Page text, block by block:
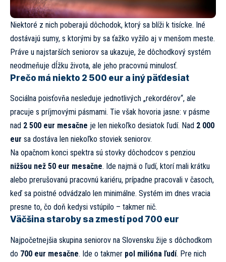
Niektoré z nich poberajú dôchodok, ktorý sa blíži k tisícke. Iné
dostávajú sumy, s ktorými by sa ťažko vyžilo aj v menšom meste.
Práve u najstarších seniorov sa ukazuje, že dôchodkový systém
neodmeňuje dĺžku života, ale jeho pracovnú minulosť.
Prečo má niekto 2 500 eur a iný päťdesiat
Sociálna poisťovňa nesleduje jednotlivých „rekordérov“, ale
pracuje s príjmovými pásmami. Tie však hovoria jasne: v pásme
nad 2 500 eur mesačne je len niekoľko desiatok ľudí. Nad 2 000
eur sa dostáva len niekoľko stoviek seniorov.
Na opačnom konci spektra sú stovky dôchodcov s penziou
nižšou než 50 eur mesačne. Ide najmä o ľudí, ktorí mali krátku
alebo prerušovanú pracovnú kariéru, prípadne pracovali v časoch,
keď sa poistné odvádzalo len minimálne. Systém im dnes vracia
presne to, čo doň kedysi vstúpilo – takmer nič.
Väčšina staroby sa zmestí pod 700 eur
Najpočetnejšia skupina seniorov na Slovensku žije s dôchodkom
do 700 eur mesačne. Ide o takmer pol milióna ľudí. Pre nich